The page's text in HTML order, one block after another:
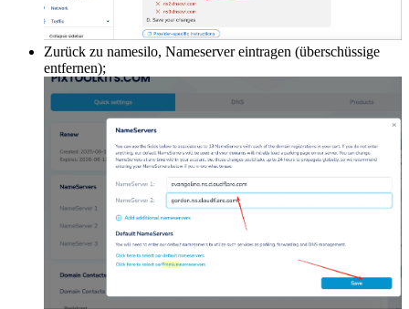
Zurück zu namesilo, Nameserver eintragen (überschüssige
entfernen);